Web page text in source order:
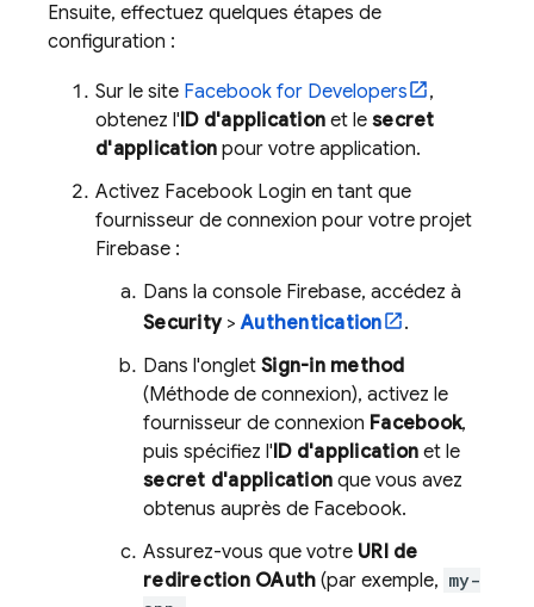
Ensuite, effectuez quelques étapes de
configuration :
Sur le site Facebook for Developers
,
obtenez l'ID d'application et le secret
d'application pour votre application.
Activez Facebook Login en tant que
fournisseur de connexion pour votre projet
Firebase :
Dans la console Firebase, accédez à
Security>Authentication
.
Dans l'onglet Sign-in method
(Méthode de connexion), activez le
fournisseur de connexion Facebook,
puis spécifiez l'ID d'application et le
secret d'application que vous avez
obtenus auprès de Facebook.
Assurez-vous que votre URI de
redirection OAuth (par exemple, my-